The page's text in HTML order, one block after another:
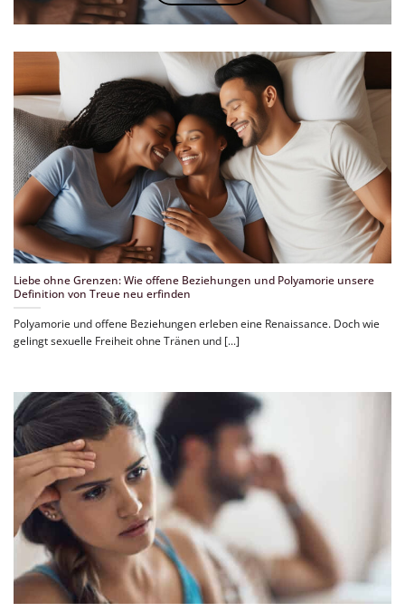
Liebe ohne Grenzen: Wie offene Beziehungen und Polyamorie unsere
Definition von Treue neu erfinden
Polyamorie und offene Beziehungen erleben eine Renaissance. Doch wie
gelingt sexuelle Freiheit ohne Tränen und [...]